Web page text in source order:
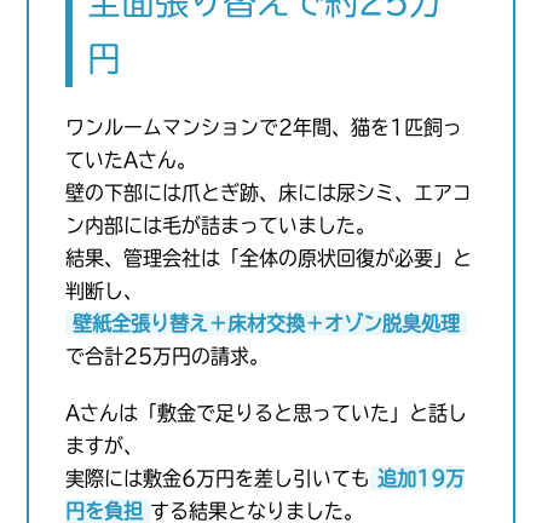
円
ワンルームマンションで2年間、猫を1匹飼っ
ていたAさん。
壁の下部には爪とぎ跡、床には尿シミ、エアコ
ン内部には毛が詰まっていました。
結果、管理会社は「全体の原状回復が必要」と
判断し、
壁紙全張り替え＋床材交換＋オゾン脱臭処理
で合計25万円の請求。
Aさんは「敷金で足りると思っていた」と話し
ますが、
実際には敷金6万円を差し引いても 追加19万
円を負担 する結果となりました。